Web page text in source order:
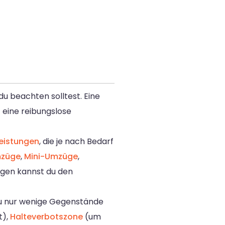
beachten solltest. Eine
reibungslose
, die je nach Bedarf
, Mini-Umzüge,
kannst du den
nur wenige Gegenstände
Halteverbotszone (um